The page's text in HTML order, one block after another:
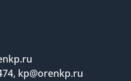
kp@orenkp.ru